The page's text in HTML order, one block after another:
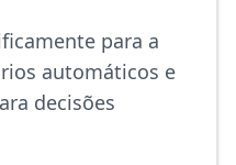
para a
automáticos e
decisões